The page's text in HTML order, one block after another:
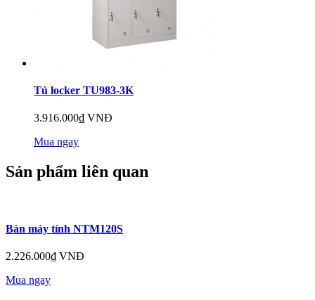
Tủ locker TU983-3K
3.916.000₫ VNĐ
Mua ngay
Sản phẩm liên quan
Bàn máy tính NTM120S
2.226.000₫ VNĐ
Mua ngay